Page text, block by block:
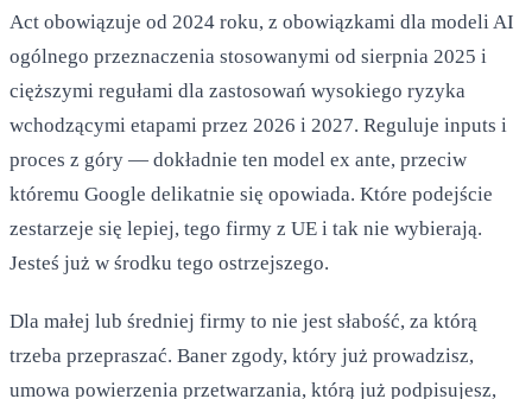
Act obowiązuje od 2024 roku, z obowiązkami dla modeli AI
ogólnego przeznaczenia stosowanymi od sierpnia 2025 i
cięższymi regułami dla zastosowań wysokiego ryzyka
wchodzącymi etapami przez 2026 i 2027. Reguluje inputs i
proces z góry — dokładnie ten model ex ante, przeciw
któremu Google delikatnie się opowiada. Które podejście
zestarzeje się lepiej, tego firmy z UE i tak nie wybierają.
Jesteś już w środku tego ostrzejszego.
Dla małej lub średniej firmy to nie jest słabość, za którą
trzeba przepraszać. Baner zgody, który już prowadzisz,
umowa powierzenia przetwarzania, którą już podpisujesz,